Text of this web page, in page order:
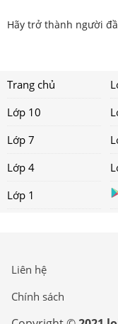
Hãy trở thành người
Trang chủ
Lớp 10
Lớp 7
Lớp 4
Lớp 1
Liên hệ
Chính sách